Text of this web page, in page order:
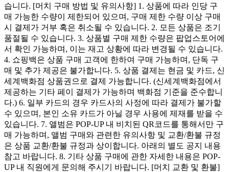
습니다. [머치 구매 방법 및 유의사항] 1. 상품에 따라 인당 구
매 가능한 수량이 제한되어 있으며, 구매 제한 수량 이상 구매
시 결제가 거부 혹은 취소될 수 있습니다. 2. 모든 상품은 조기
품절될 수 있습니다. 3. 상품별 구매 제한 수량은 팝업스토어에
서 확인 가능하며, 이는 재고 상황에 따라 변경될 수 있습니다.
4. 쇼핑백은 상품 구매 고객에 한하여 구매 가능하며, 단독 구
매 및 추가 제공은 불가합니다. 5. 상품 결제는 현금 및 카드, 신
세계백화점 상품권으로 결제 가능합니다. (신세계백화점에서
제공하는 기타 페이 결제가 가능하며 백화점 기준을 준수합니
다.) 6. 일부 카드의 경우 카드사의 사정에 따라 결제가 불가할
수 있으며, 본인 소유 카드가 아닐 경우 사용에 제재를 받을 수
있습니다. 7. 앨범은 POP-UP 내 비치된 QR코드를 통해서만 구
매 가능하며, 앨범 구매와 관련한 유의사항 및 교환/환불 규정
은 상품 교환/환불 규정과 상이합니다. 아래의 별도 공지 내용
참고 바랍니다. 8. 기타 상품 구매에 관한 자세한 내용은 POP-
UP 내 직원에게 문의해 주시기 바랍니다. [머치 교환 및 환불]